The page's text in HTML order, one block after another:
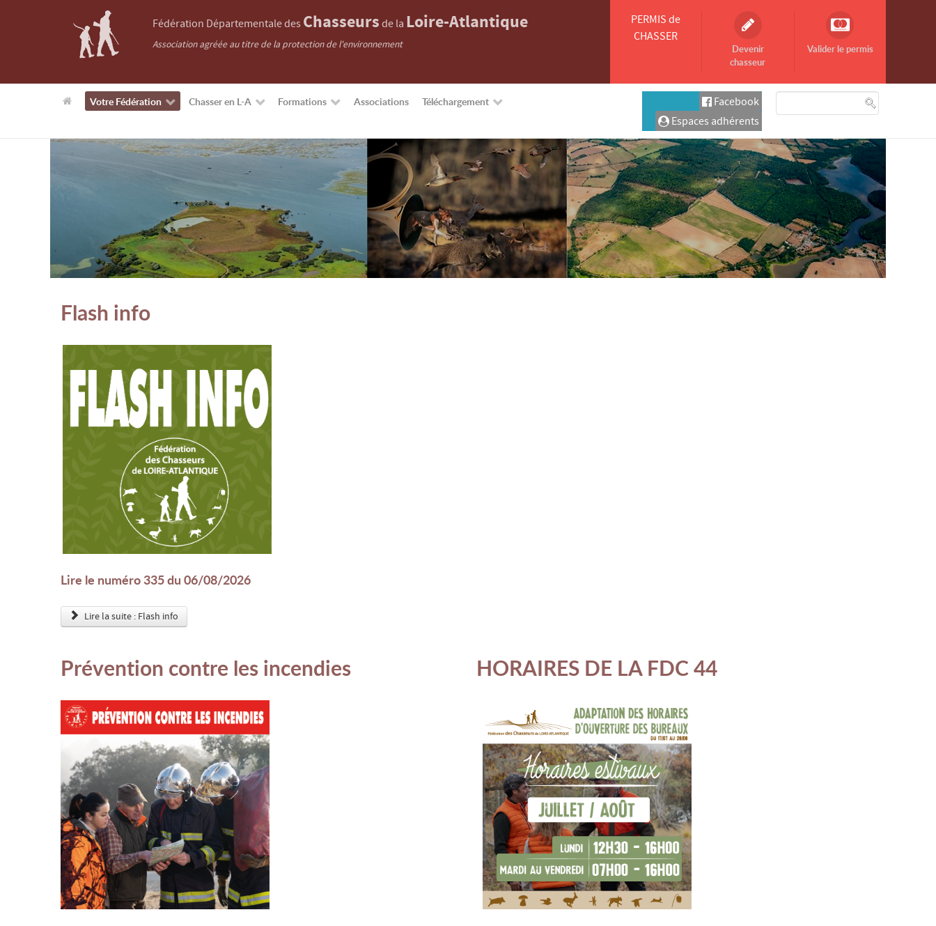
Fédération Départementale des Chasseurs de la Loire-Atlantique
Association agréée au titre de la protection de l'environnement
PERMIS de
CHASSER
Devenir
chasseur
Valider le permis
Votre Fédération Chasser en L-A Formations Associations Téléchargement
Facebook
Espaces adhérents
Flash info
Lire le numéro 335 du 06/08/2026
Lire la suite : Flash info
Prévention contre les incendies HORAIRES DE LA FDC 44